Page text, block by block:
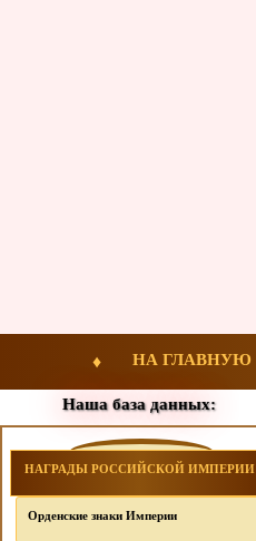
НА ГЛАВНУЮ
Наша база данных:
НАГРАДЫ РОССИЙСКОЙ ИМПЕРИИ
Орденские знаки Империи